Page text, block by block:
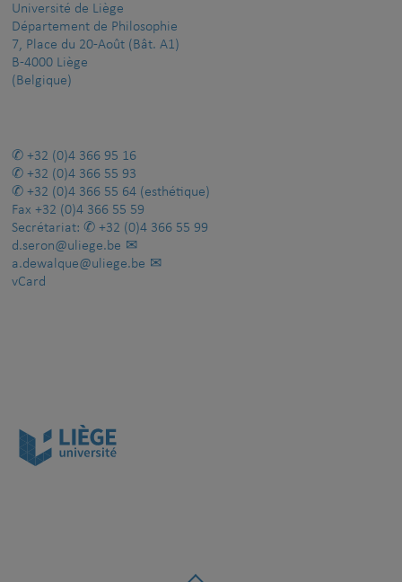
Université de Liège
Département de Philosophie
7, Place du 20-Août (Bât. A1)
B-4000 Liège
(Belgique)
+32 (0)4 366 95 16
+32 (0)4 366 55 93
+32 (0)4 366 55 64 (esthétique)
Fax +32 (0)4 366 55 59
Secrétariat:
+32 (0)4 366 55 99
d.seron@uliege.be
a.dewalque@uliege.be
vCard